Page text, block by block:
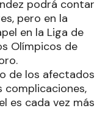
podrá contar
pero en la
en la Liga de
Olímpicos de
de los afectados
complicaciones,
es cada vez más